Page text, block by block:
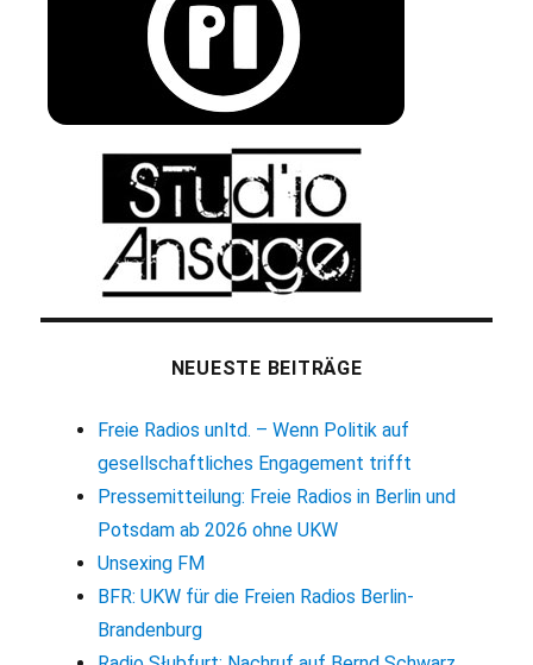
NEUESTE BEITRÄGE
Freie Radios unltd. – Wenn Politik auf
gesellschaftliches Engagement trifft
Pressemitteilung: Freie Radios in Berlin und
Potsdam ab 2026 ohne UKW
Unsexing FM
BFR: UKW für die Freien Radios Berlin-
Brandenburg